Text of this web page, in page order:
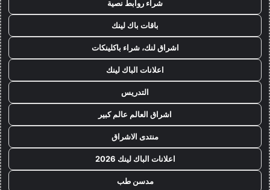
شراء روابط نصية
باقات باك لينك
اشراق لنك، شراء باكلينكات
اعلانات الباك لينك
التدريس
اشراق العالم عالم كبير
منتدى الاشراق
اعلانات الباك لينك 2026
مدسن طب